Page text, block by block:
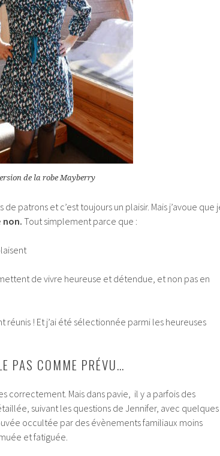
de la robe Mayberry
patrons et c’est toujours un plaisir. Mais j’avoue que
non. Tout simplement parce que :
de vivre heureuse et détendue, et non pas en
! Et j’ai été sélectionnée parmi les heureuses
PAS COMME PRÉVU…
correctement. Mais dans pavie, il y a parfois des
suivant les questions de Jennifer, avec quelques
occultée par des évènements familiaux moins
et fatiguée.